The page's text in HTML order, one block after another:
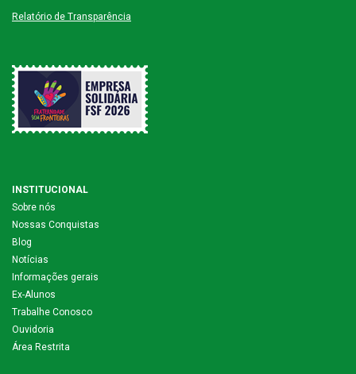
Relatório de Transparência
INSTITUCIONAL
Sobre nós
Nossas Conquistas
Blog
Notícias
Informações gerais
Ex-Alunos
Trabalhe Conosco
Ouvidoria
Área Restrita